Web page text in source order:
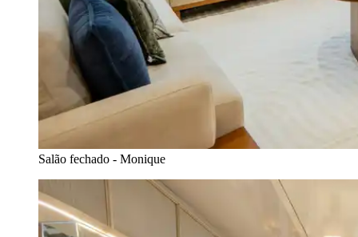
Salão fechado - Monique